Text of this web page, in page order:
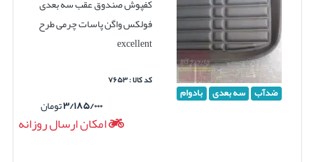
ضدآب سه بعدی بادوام
کفپوش صندوق عقب سه بعدی
فولکس واگن پاسات چرمی طرح
excellent
کد کالا : ۷۶۵۳
۳/۱۸۵/۰۰۰تومان
امکان ارسال روزانه